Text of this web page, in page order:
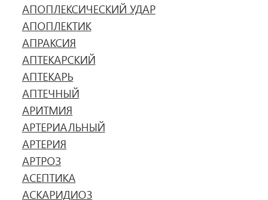
АПОПЛЕКСИЧЕСКИЙ УДАР
АПОПЛЕКТИК
АПРАКСИЯ
АПТЕКАРСКИЙ
АПТЕКАРЬ
АПТЕЧНЫЙ
АРИТМИЯ
АРТЕРИАЛЬНЫЙ
АРТЕРИЯ
АРТРОЗ
АСЕПТИКА
АСКАРИДИОЗ